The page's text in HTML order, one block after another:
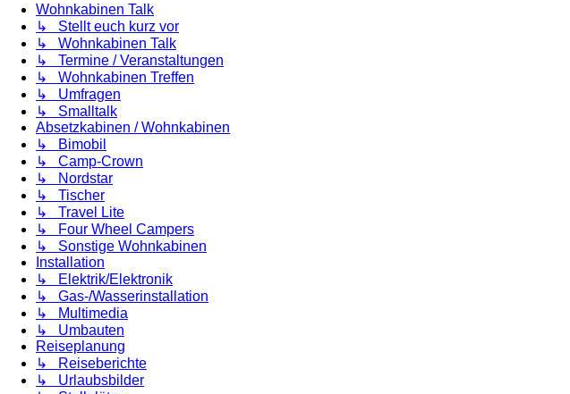
Wohnkabinen Talk
↳ Stellt euch kurz vor
↳ Wohnkabinen Talk
↳ Termine / Veranstaltungen
↳ Wohnkabinen Treffen
↳ Umfragen
↳ Smalltalk
Absetzkabinen / Wohnkabinen
↳ Bimobil
↳ Camp-Crown
↳ Nordstar
↳ Tischer
↳ Travel Lite
↳ Four Wheel Campers
↳ Sonstige Wohnkabinen
Installation
↳ Elektrik/Elektronik
↳ Gas-/Wasserinstallation
↳ Multimedia
↳ Umbauten
Reiseplanung
↳ Reiseberichte
↳ Urlaubsbilder